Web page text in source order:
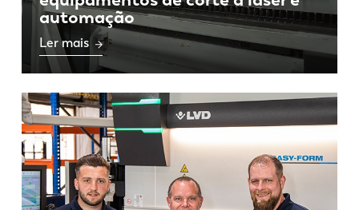
automação
Ler mais